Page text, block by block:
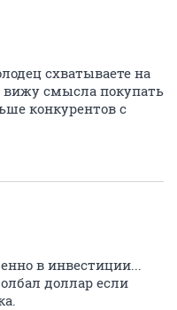
схватываете на
вижу смысла покупать
конкурентов с
в инвестиции...
доллар если